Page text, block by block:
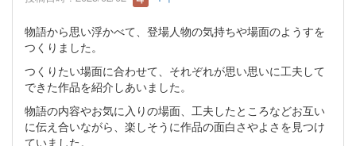
物語から思い浮かべて、登場人物の気持ちや場面のようすを
つくりました。
つくりたい場面に合わせて、それぞれが思い思いに工夫して
できた作品を紹介しあいました。
物語の内容やお気に入りの場面、工夫したところなどお互い
に伝え合いながら、楽しそうに作品の面白さやよさを見つけ
ていました。